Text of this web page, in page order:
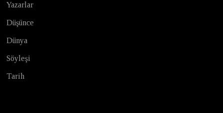
Yazarlar
Düşünce
Dünya
Söyleşi
Tarih